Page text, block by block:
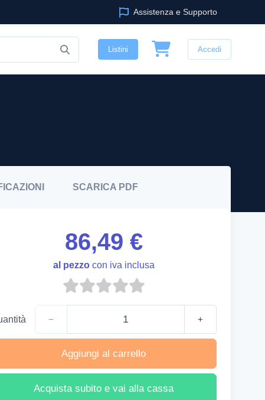
Assistenza e Supporto
Listini Accedi
SCARICA PDF
86,49 €
al pezzocon iva inclusa
− +
Aggiungi al carrello
Acquista subito e vai alla cassa